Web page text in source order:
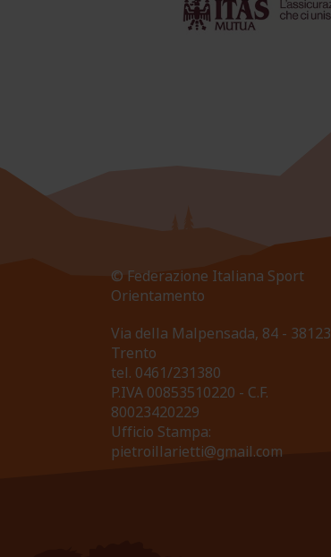
© Federazione Italiana Sport
Orientamento
Via della Malpensada, 84 - 38123
Trento
tel. 0461/231380
P.IVA 00853510220 - C.F.
80023420229
Ufficio Stampa:
pietroillarietti@gmail.com